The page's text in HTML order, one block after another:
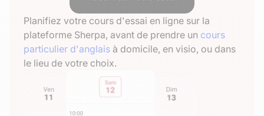
Planifiez votre cours d'essai en ligne sur la
plateforme Sherpa, avant de prendre un cours
particulier d'anglais à domicile, en visio, ou dans
le lieu de votre choix.